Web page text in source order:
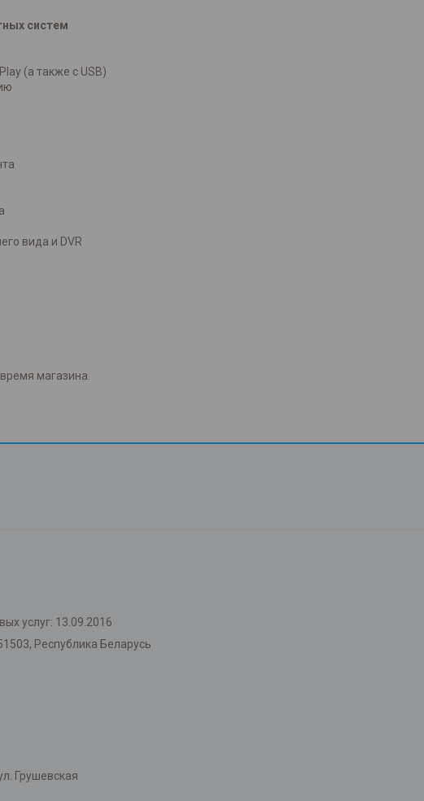
систем
(а также с USB)
вида и DVR
магазина.
услуг: 13.09.2016
Республика Беларусь
Грушевская